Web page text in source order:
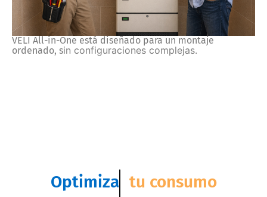
VELI All-in-One está diseñado para un montaje
ordenado, sin configuraciones complejas.
Optimiza tu consumo